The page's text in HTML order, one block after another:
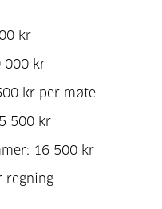
kr
000 kr
kr per møte
500 kr
16 500 kr
regning